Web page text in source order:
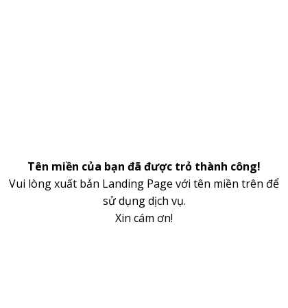
Tên miền của bạn đã được trỏ thành công!
Vui lòng xuất bản Landing Page với tên miền trên để
sử dụng dịch vụ.
Xin cám ơn!